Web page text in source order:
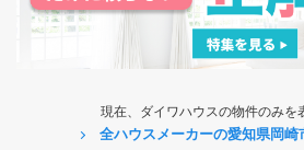
現在、ダイワハウスの物件のみを
全ハウスメーカーの愛知県岡崎